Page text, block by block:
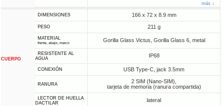
más ↓
CUERPO
DIMENSIONES 166 x 72 x 8.9 mm
PESO 211 g
MATERIAL
frente, abajo, marco Gorilla Glass Victus, Gorilla Glass 6, metal
RESISTENTE AL
AGUA
IP68
CONEXIÓN USB Type-C, jack 3.5mm
RANURA
2 SIM (Nano-SIM),
tarjeta de memoria (ranura compartida)
LECTOR DE HUELLA
DACTILAR
lateral